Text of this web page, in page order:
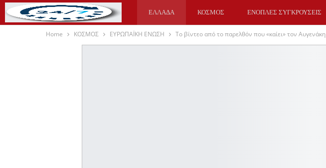
ΕΛΛΑΔΑ ΚΟΣΜΟΣ ΕΝΟΠΛΕΣ ΣΥΓΚΡΟΥΣΕΙΣ
ΥΓΕΙΑ ΑΘΛΗΤΙΚΑ
Home ΚΟΣΜΟΣ ΕΥΡΩΠΑΪΚΗ ΕΝΩΣΗ Το βίντεο από το παρελθόν που «καίει» τον Αυγενάκη